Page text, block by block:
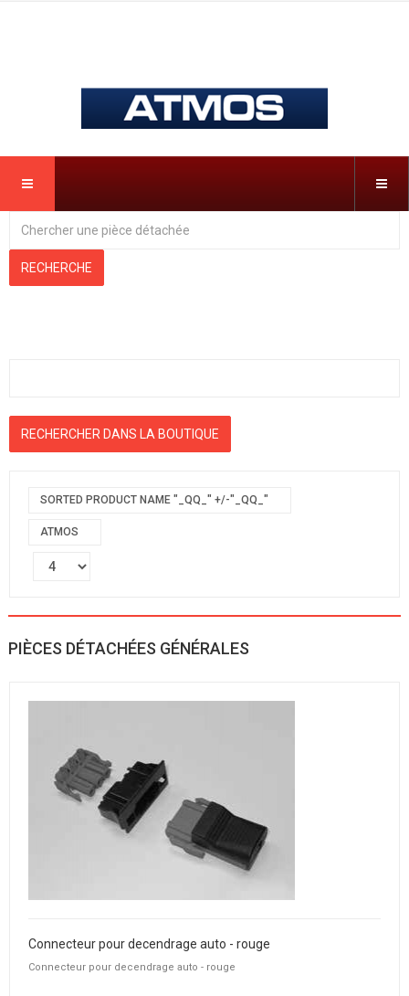
SORTED PRODUCT NAME "_QQ_" +/-"_QQ_"
ATMOS
PIÈCES DÉTACHÉES GÉNÉRALES
Connecteur pour decendrage auto - rouge
Connecteur pour decendrage auto - rouge